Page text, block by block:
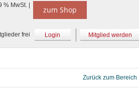
% MwSt. | zum Shop
frei Login Mitglied werden
Zurück zum Bereich